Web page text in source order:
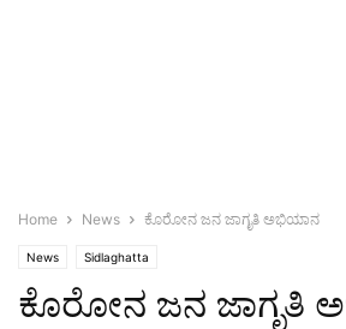
Home News ಕೊರೋನ ಜನ ಜಾಗೃತಿ ಅಭಿಯಾನ
News Sidlaghatta
ಕೊರೋನ ಜನ ಜಾಗೃತಿ